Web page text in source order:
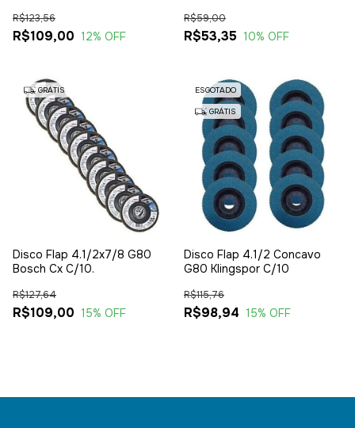
R$109,00
R$123,56
12% OFF R$53,35
R$59,00
10% OFF
GRÁTIS
Disco Flap 4.1/2x7/8 G80
Bosch Cx C/10.
R$109,00
R$127,64
15% OFF
ESGOTADO
GRÁTIS
Disco Flap 4.1/2 Concavo
G80 Klingspor C/10
R$98,94
R$115,76
15% OFF